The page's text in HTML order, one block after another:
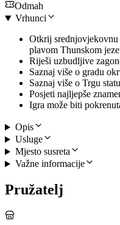
Odmah
Vrhunci
Otkrij srednjovjekovnu
plavom Thunskom
Riješi uzbudljive
Saznaj više o gradu
Saznaj više o Trgu
Posjeti najljepše
Igra može biti
Opis
Usluge
Mjesto susreta
Važne informacije
Pružatelj